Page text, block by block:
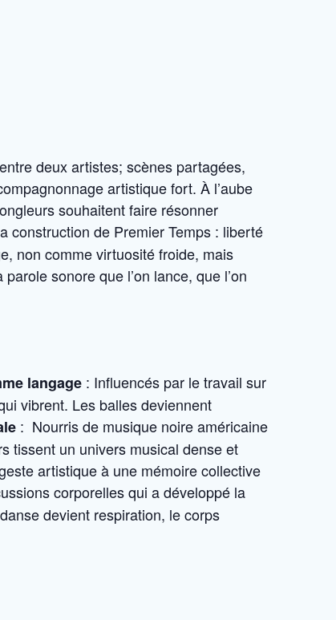
deux artistes; scènes partagées,
artistique fort. À l’aube
souhaitent faire résonner
construction de Premier Temps : liberté
non comme virtuosité froide, mais
sonore que l’on lance, que l’on
langage : Influencés par le travail sur
vibrent. Les balles deviennent
: Nourris de musique noire américaine
tissent un univers musical dense et
artistique à une mémoire collective
corporelles qui a développé la
devient respiration, le corps